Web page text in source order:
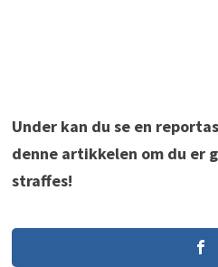
Under kan du se en
denne artikkelen om du er
straffes!